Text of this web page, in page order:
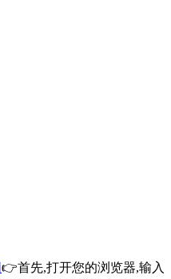
👉首先,打开您的浏览器,输入